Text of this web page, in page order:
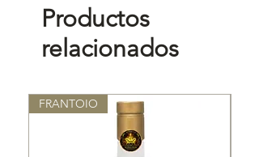
largo que rememora toda la
carga frutal y floral, e invita a
repetir trago.
de origen volcánico.
Alcohol 14% vol
Productos
relacionados
FRANTOIO